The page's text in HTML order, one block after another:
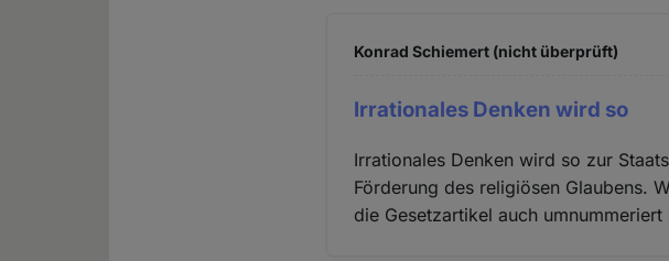
Konrad Schiemert (nicht überprüft)
Irrationales Denken wird so
Irrationales Denken wird so zur
Förderung des religiösen Glaubens.
die Gesetzartikel auch